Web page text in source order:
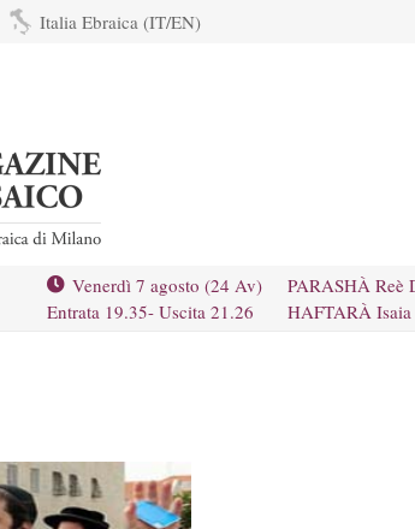
Italia Ebraica (IT/EN)
Venerdì 7 agosto (24 Av)
Entrata 19.35- Uscita 21.26
PARASHÀ Reè
HAFTARÀ Isaia